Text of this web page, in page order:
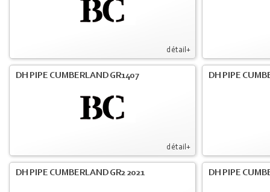
détail+
détail+
DH PIPE CUMBERLAND GR1407 DH PIPE
DH PIPE CUMBERLAND GR2 2021 DH PIPE